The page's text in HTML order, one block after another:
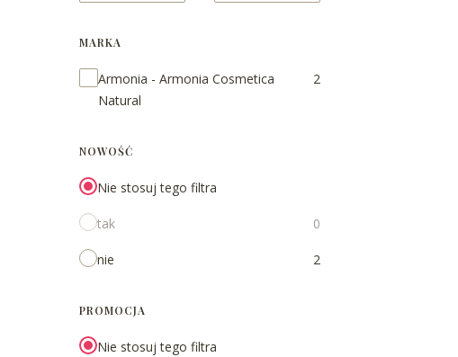
MARKA
Marka
Armonia - Armonia Cosmetica
Natural
2
NOWOŚĆ
Nie stosuj tego filtra
tak 0
nie 2
PROMOCJA
Nie stosuj tego filtra